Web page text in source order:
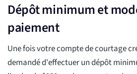
Dépôt minimum et
paiement
Une fois votre compte de courtage
demandé d'effectuer un dépôt